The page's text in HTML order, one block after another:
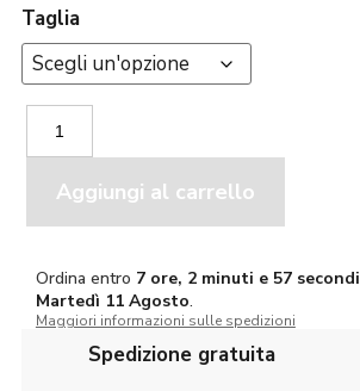
Taglia
Bitrabi
Giacca
Elite
Verde
maniche
quantità
Aggiungi al carrello
Ordina entro 7 ore, 2 minuti e 57 secondi
Martedì 11 Agosto.
Maggiori informazioni sulle spedizioni
Spedizione gratuita